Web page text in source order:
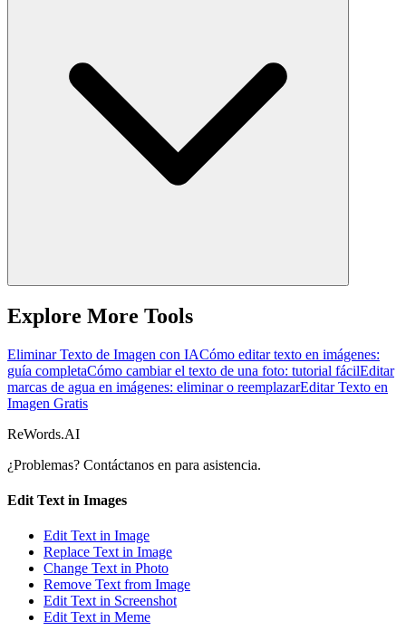
Explore More Tools
Eliminar Texto de Imagen con IACómo editar texto en imágenes:
guía completaCómo cambiar el texto de una foto: tutorial fácilEditar
marcas de agua en imágenes: eliminar o reemplazarEditar Texto en
Imagen Gratis
ReWords.AI
¿Problemas? Contáctanos en para asistencia.
Edit Text in Images
Edit Text in Image
Replace Text in Image
Change Text in Photo
Remove Text from Image
Edit Text in Screenshot
Edit Text in Meme